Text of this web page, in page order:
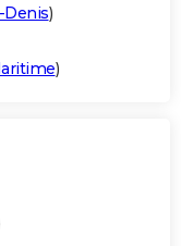
Denis)
)